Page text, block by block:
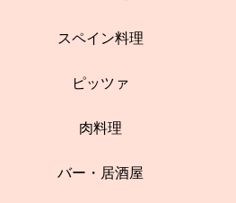
スペイン料理
ピッツァ
肉料理
バー・居酒屋